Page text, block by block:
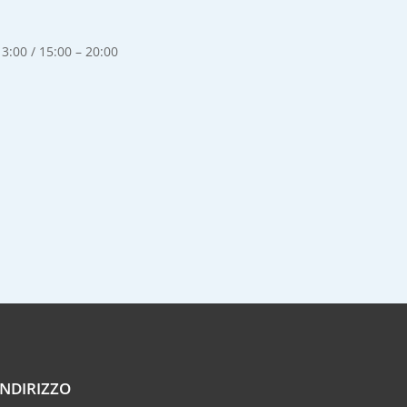
/ 15:00 – 20:00